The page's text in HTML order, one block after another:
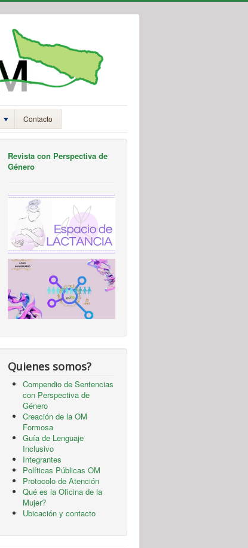
Contacto
Revista con Perspectiva de
Género
Quienes somos?
Compendio de Sentencias
con Perspectiva de
Género
Creación de la OM
Formosa
Guía de Lenguaje
Inclusivo
Integrantes
Políticas Públicas OM
Protocolo de Atención
Qué es la Oficina de la
Mujer?
Ubicación y contacto